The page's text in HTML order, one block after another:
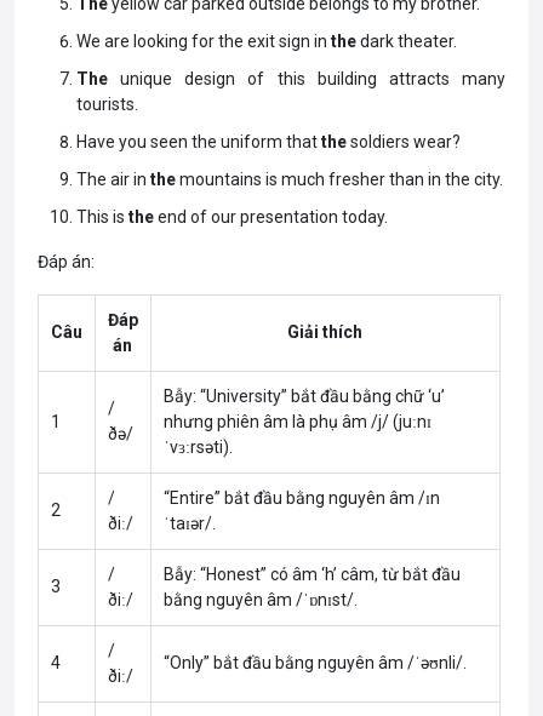
We are looking for the exit sign in thedark theater.
Theunique design of this building attracts many
tourists.
Have you seen the uniform thatthesoldiers wear?
The air in themountains is much fresher than in the city.
This is theend of our presentation today.
Đáp án:
Câu
Đáp
án
Giải thích
1
/
ðə/
Bẫy: “University” bắt đầu bằng chữ ‘u’
nhưng phiên âm là phụ âm /j/ (juːnɪ
ˈvɜːrsəti).
2
/
ðiː/
“Entire” bắt đầu bằng nguyên âm /ɪn
ˈtaɪər/.
3
/
ðiː/
Bẫy: “Honest” có âm ‘h’ câm, từ bắt đầu
bằng nguyên âm /ˈɒnɪst/.
4
/
ðiː/
“Only” bắt đầu bằng nguyên âm /ˈəʊnli/.